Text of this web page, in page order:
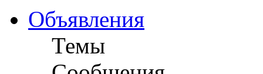
Объявления
Темы